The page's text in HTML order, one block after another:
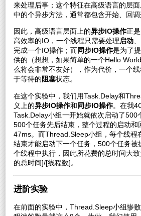
来处理后事；这个特征在高级语言的层
中的个异步方法，通常都包含开始、回调
因此，高级语言层面上的异步IO操作正
高效率的IO，一个线程只需要处理启动
完成一个IO操作；而同步IO操作是为了
供的（想想，如果简单的一个Hello
么将会非常不友好），作为代价，一个
于等待的阻塞状态。
在这个实验中，我们用Task.Delay和
义上的异步IO操作和同步IO操作。在我
Task.Delay小组一开始就依次启动了500
500个任务先后结束，整个过程的启动和
47ms。而Thread.Sleep小组，每个线程
结束才能启动下一个任务，500个任务被
个线程中执行，因此所花费的总时间大
的总时间]/[线程数]。
进阶实验
在前面的实验中，Thread.Sleep小组惨